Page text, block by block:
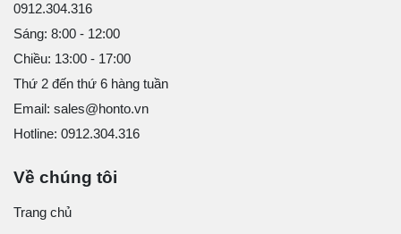
0912.304.316
Sáng: 8:00 - 12:00
Chiều: 13:00 - 17:00
Thứ 2 đến thứ 6 hàng tuần
Email: sales@honto.vn
Hotline: 0912.304.316
Về chúng tôi
Trang chủ